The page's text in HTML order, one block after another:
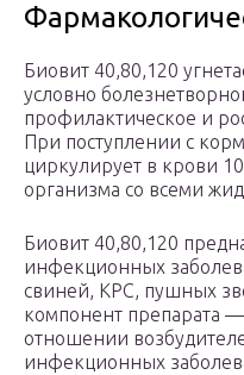
Биовит 40,80,120
условно
профилактическое и
При поступлении с
циркулирует в крови
организма со всеми
Биовит 40,80,120
инфекционных
свиней, КРС, пушных
компонент препарата
отношении
инфекционных